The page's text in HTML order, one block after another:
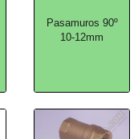
Pasamuros 90º
10-12mm